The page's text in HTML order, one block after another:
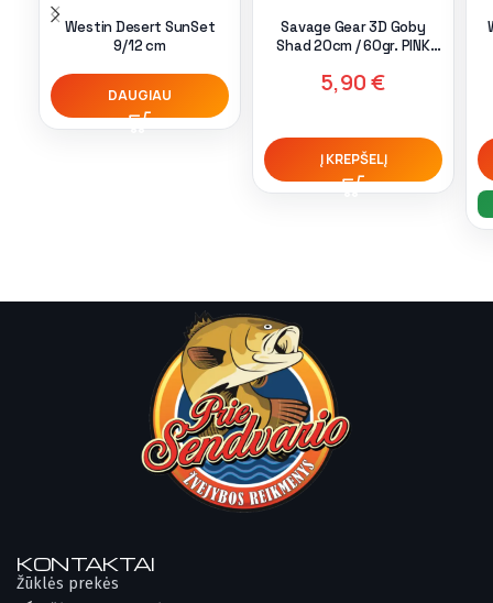
Westin Desert SunSet
9/12 cm
DAUGIAU
Savage Gear 3D Goby
Shad 20cm / 60gr. PINK
5,90€
Į KREPŠELĮ
KONTAKTAI
Žūklės prekės